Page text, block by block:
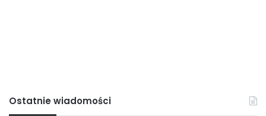
Ostatnie wiadomości